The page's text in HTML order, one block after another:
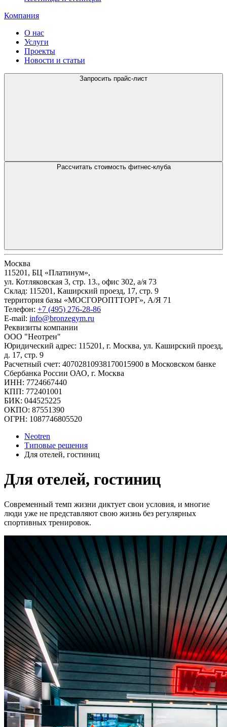
Компания
О нас
Услуги
Проекты
Новости и статьи
Запросить прайс-лист
Рассчитать стоимость фитнес-клуба
Москва
115201, БЦ «Платинум»,
ул. Котляковская 3, стр. 13., офис 302, а/я 73
Склад: 115201, Каширский проезд, 17, стр. 9
территория базы «МОСГОРОПТТОРГ», А/Я 71
Телефон: +7 (495) 276-28-86
E-mail: info@bronzegym.ru
Реквизиты компании
ООО "Неотрен"
Юридический адрес: 115201, г. Москва, ул. Каширский проезд,
д. 17, стр. 9
Расчетный счет: 40702810938170015900 в Московском банке
Сбербанка России ОАО, г. Москва
ИНН: 7724667440
КПП: 772401001
БИК: 044525225
ОКПО: 87551390
ОГРН: 1087746805520
Neotren
Типовые решения
Для отелей, гостиниц
Для отелей, гостиниц
Современный темп жизни диктует свои условия, и многие
люди уже не представляют свою жизнь без регулярных
спортивных тренировок.